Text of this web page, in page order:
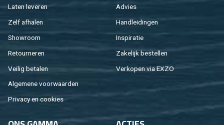
Laten le­ve­ren
Zelf af­ha­len
Show­room
Re­tour­ne­ren
Vei­lig be­ta­len
Al­ge­me­ne voor­waar­den
Pri­va­cy en coo­kies
Ad­vies
Hand­lei­din­gen
In­spi­ra­tie
Za­ke­lijk be­stel­len
Ver­ko­pen via EXZO